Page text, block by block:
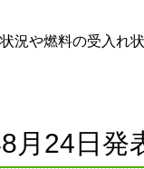
況や燃料の受入れ
月24日発